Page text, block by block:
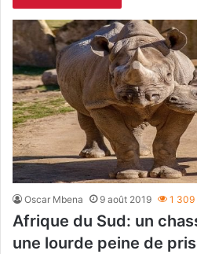
Oscar Mbena 9 août 2019 1 309
Afrique du Sud: un
une lourde peine de